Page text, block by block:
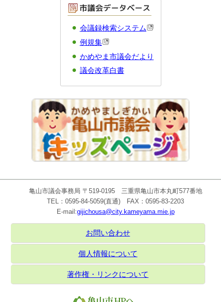
会議録検索システム
例規集
かめやま市議会だより
議会改革白書
亀山市議会事務局 〒519-0195 三重県亀山市本丸町577番地
TEL：0595-84-5059(直通) FAX：0595-83-2203
E-mail:gijichousa@city.kameyama.mie.jp
お問い合わせ
個人情報について
著作権・リンクについて